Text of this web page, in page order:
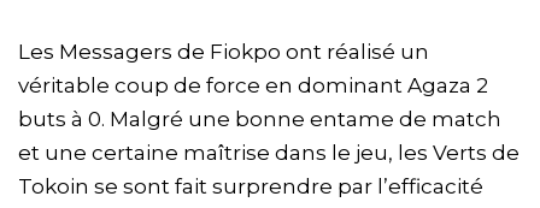
Les Messagers de Fiokpo ont réalisé un
véritable coup de force en dominant Agaza 2
buts à 0. Malgré une bonne entame de match
et une certaine maîtrise dans le jeu, les Verts de
Tokoin se sont fait surprendre par l’efficacité